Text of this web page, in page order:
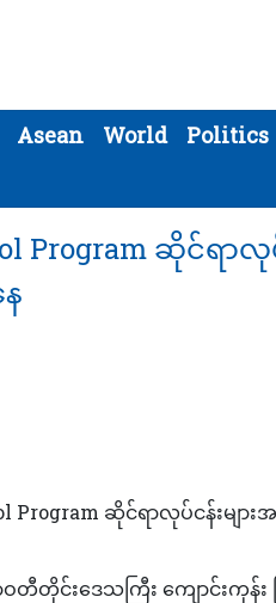
Asean World Politics
Program ဆိုင်ရာလုပ်
Program ဆိုင်ရာလုပ်ငန်းမျ
ဝတီတိုင်းဒေသကြီး ကျောင်းကုန်